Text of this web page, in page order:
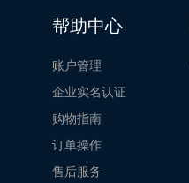
帮助中心
账户管理
企业实名认证
购物指南
订单操作
售后服务